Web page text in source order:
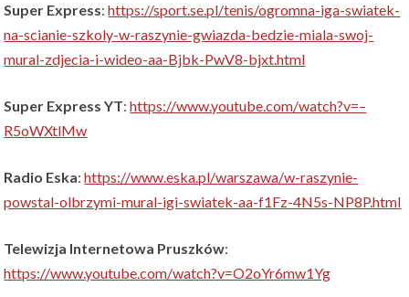
Super Express:https://sport.se.pl/tenis/ogromna-iga-swiatek-
na-scianie-szkoly-w-raszynie-gwiazda-bedzie-miala-swoj-
mural-zdjecia-i-wideo-aa-Bjbk-PwV8-bjxt.html
Super Express YT:https://www.youtube.com/watch?v=–
R5oWXtlMw
Radio Eska:https://www.eska.pl/warszawa/w-raszynie-
powstal-olbrzymi-mural-igi-swiatek-aa-f1Fz-4N5s-NP8P.html
Telewizja Internetowa Pruszków:
https://www.youtube.com/watch?v=O2oYr6mw1Yg